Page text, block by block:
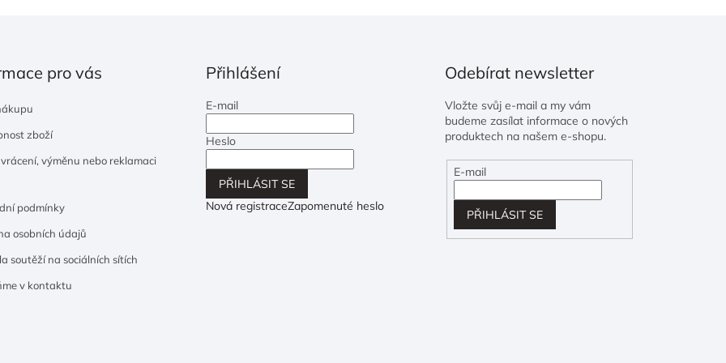
pro vás
zboží
vrácení, výměnu nebo reklamaci
podmínky
osobních údajů
soutěží na sociálních sítích
v kontaktu
Přihlášení
E-mail
Heslo
PŘIHLÁSIT SE
Nová registraceZapomenuté heslo
Odebírat newsletter
Vložte svůj e-mail a my vám
budeme zasílat informace o nových
produktech na našem e-shopu.
E-mail
PŘIHLÁSIT SE